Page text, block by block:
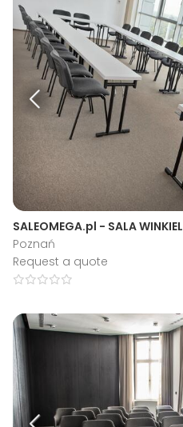
SALEOMEGA.pl - SALA WINKIEL
Poznań
Request a quote